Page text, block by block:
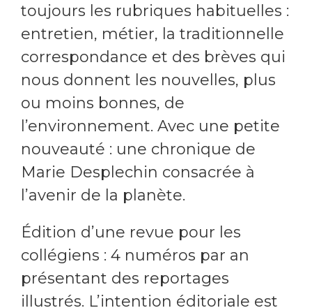
toujours les rubriques habituelles :
entretien, métier, la traditionnelle
correspondance et des brèves qui
nous donnent les nouvelles, plus
ou moins bonnes, de
l’environnement. Avec une petite
nouveauté : une chronique de
Marie Desplechin consacrée à
l’avenir de la planète.
Édition d’une revue pour les
collégiens : 4 numéros par an
présentant des reportages
illustrés. L’intention éditoriale est